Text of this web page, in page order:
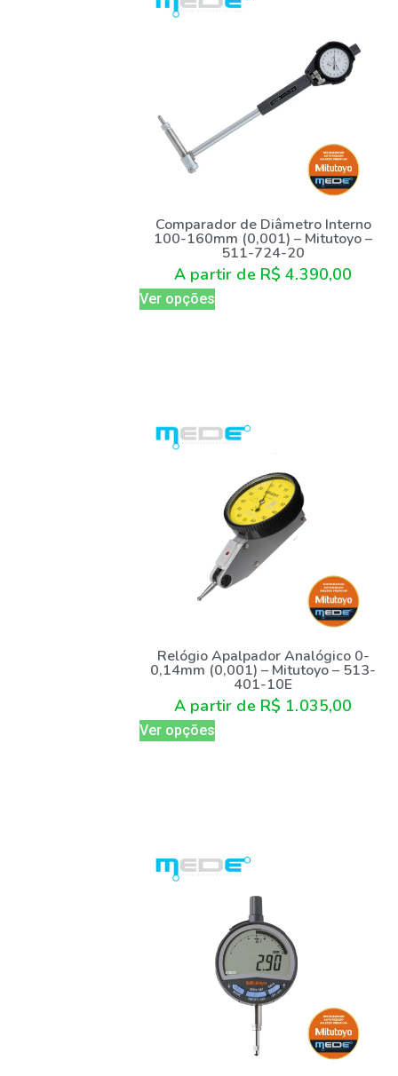
Comparador de Diâmetro Interno
100-160mm (0,001) – Mitutoyo –
511-724-20
A partir de R$ 4.390,00
Ver opções
Relógio Apalpador Analógico 0-
0,14mm (0,001) – Mitutoyo – 513-
401-10E
A partir de R$ 1.035,00
Ver opções